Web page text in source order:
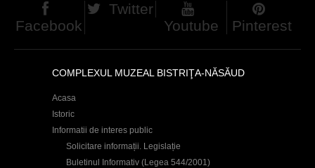
Facebook
Twitter
Youtube
Pinterest
COMPLEXUL MUZEAL BISTRIŢA-NĂSĂUD
Acasa
Istoric
Informatii de interes public
Solicitare informații. Legislație
Buletinul Informativ (Legea 544/2001)